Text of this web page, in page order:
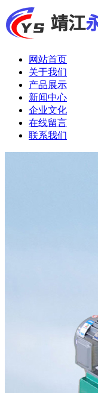
网站首页
关于我们
产品展示
新闻中心
企业文化
在线留言
联系我们